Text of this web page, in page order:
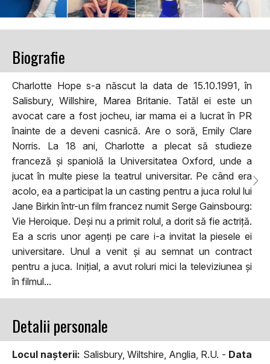
Biografie
Charlotte Hope s-a născut la data de 15.10.1991, în
Salisbury, Willshire, Marea Britanie. Tatăl ei este un
avocat care a fost jocheu, iar mama ei a lucrat în PR
înainte de a deveni casnică. Are o soră, Emily Clare
Norris. La 18 ani, Charlotte a plecat să studieze
franceză și spaniolă la Universitatea Oxford, unde a
jucat în multe piese la teatrul universitar. Pe când era
acolo, ea a participat la un casting pentru a juca rolul lui
Jane Birkin într-un film francez numit Serge Gainsbourg:
Vie Heroique. Deși nu a primit rolul, a dorit să fie actriță.
Ea a scris unor agenți pe care i-a invitat la piesele ei
universitare. Unul a venit și au semnat un contract
pentru a juca. Inițial, a avut roluri mici la televiziunea și
în filmul...
Detalii personale
Locul naşterii: Salisbury, Wiltshire, Anglia, R.U. - Data